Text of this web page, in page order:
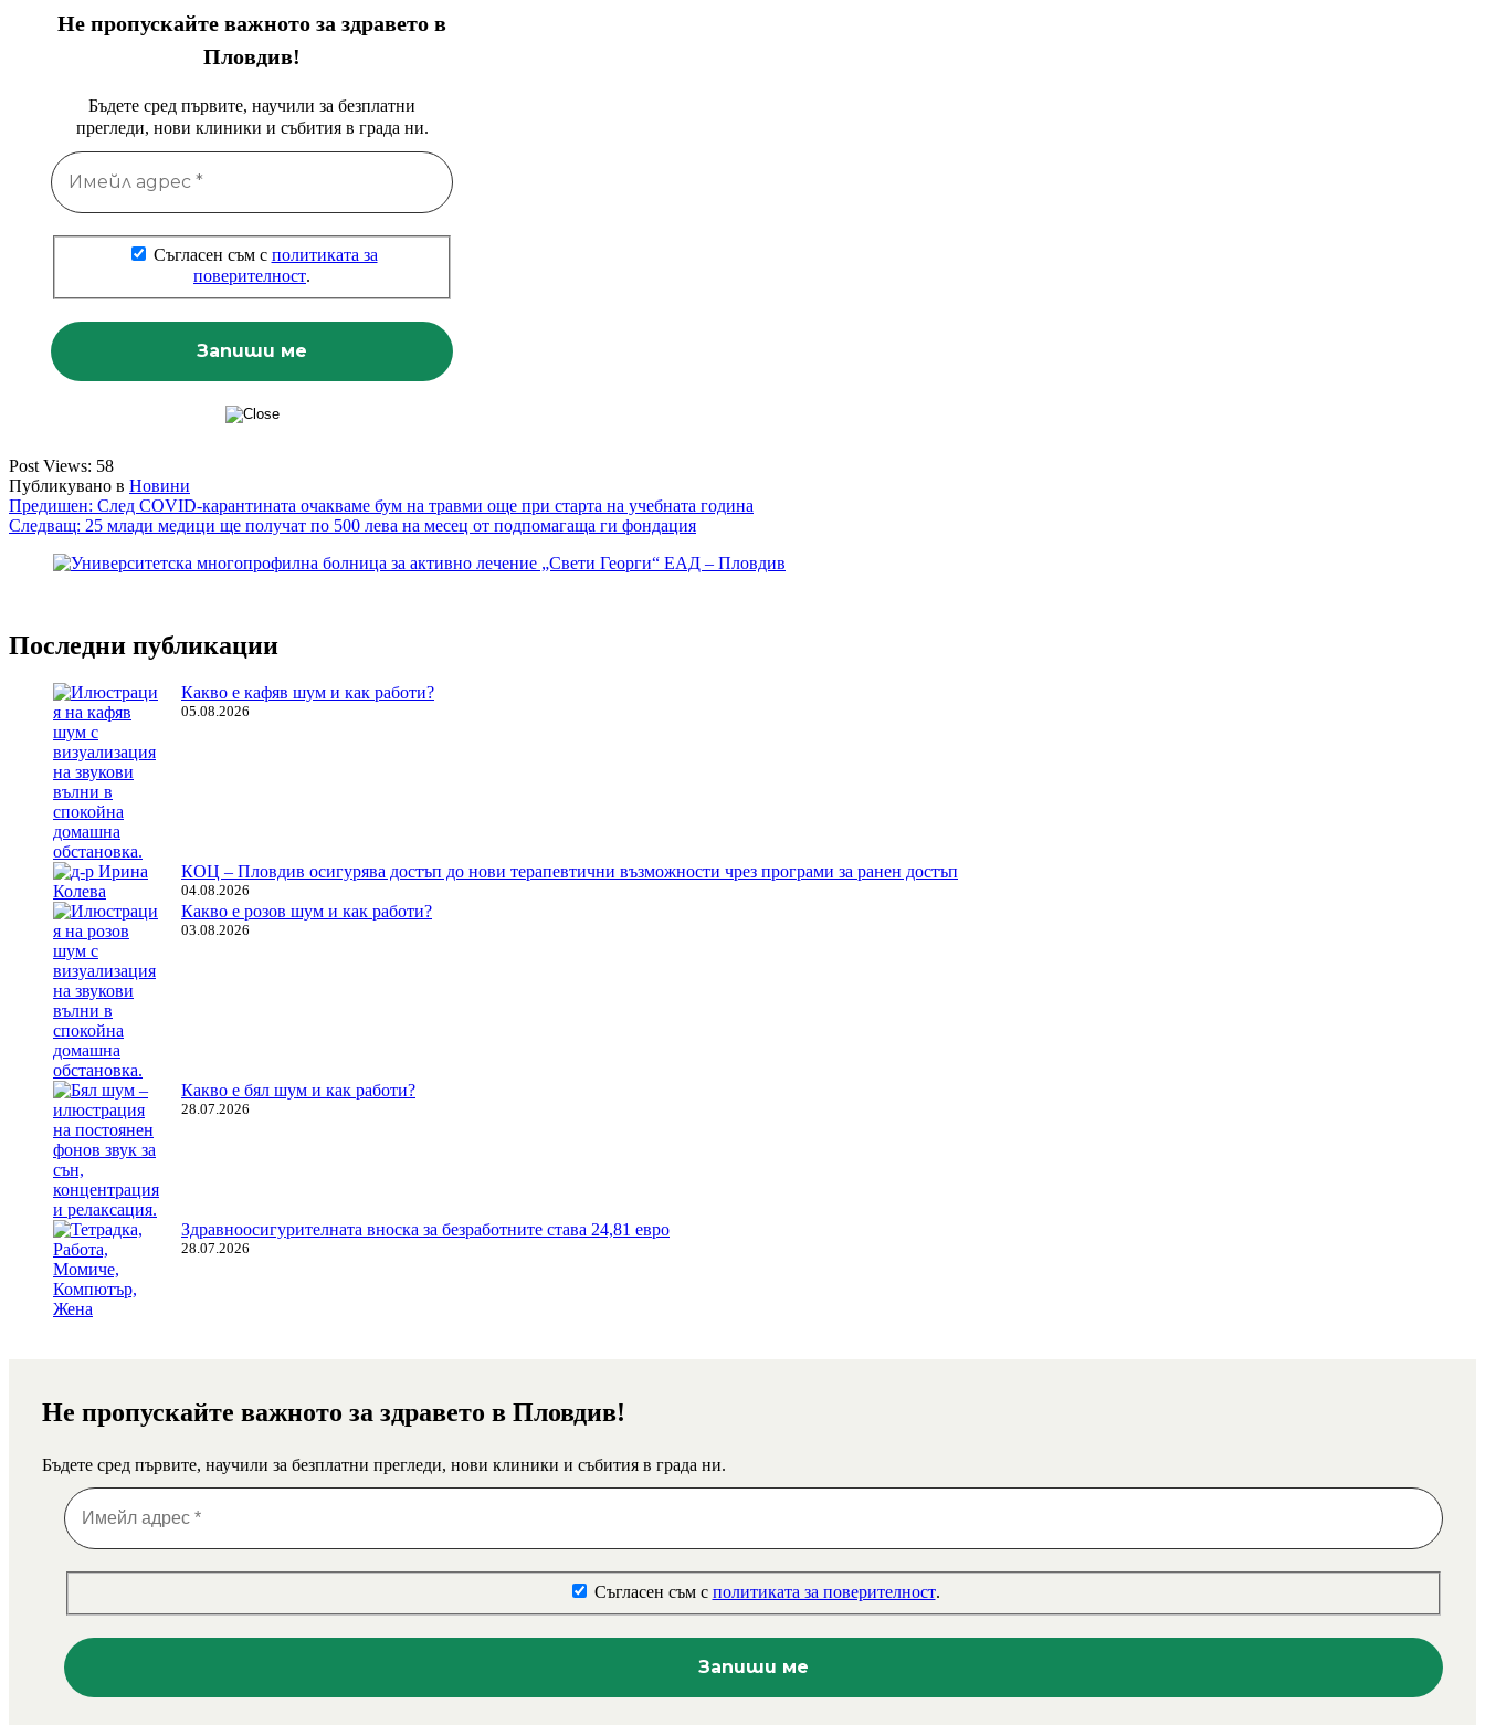
Не пропускайте важното за здравето в
Пловдив!
Бъдете сред първите, научили за безплатни
прегледи, нови клиники и събития в града ни.
Съгласен съм с политиката за
поверителност.
Post Views: 58
Публикувано в Новини
Навигация
Предишен: След COVID-карантината очакваме бум на травми още при старта на учебната година
Следващ: 25 млади медици ще получат по 500 лева на месец от подпомагаща ги фондация
Последни публикации
Какво е кафяв шум и как работи?
05.08.2026
КОЦ – Пловдив осигурява достъп до нови терапевтични възможности чрез програми за ранен достъп
04.08.2026
Какво е розов шум и как работи?
03.08.2026
Какво е бял шум и как работи?
28.07.2026
Здравноосигурителната вноска за безработните става 24,81 евро
28.07.2026
Не пропускайте важното за здравето в Пловдив!
Бъдете сред първите, научили за безплатни прегледи, нови клиники и събития в града ни.
Съгласен съм с политиката за поверителност.